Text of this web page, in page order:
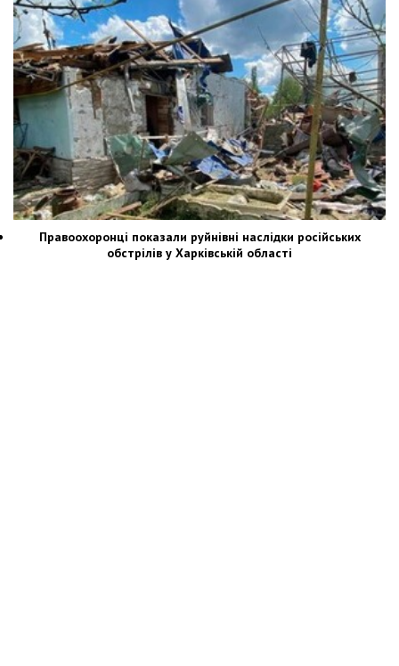
Правоохоронці показали руйнівні наслідки російських
обстрілів у Харківській області